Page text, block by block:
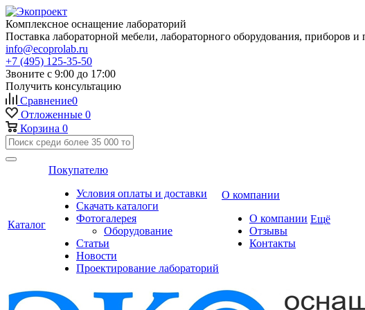
Комплексное оснащение лабораторий
Поставка лабораторной мебели, лабораторного оборудования, приборов и
info@ecoprolab.ru
+7 (495) 125-35-50
Звоните с 9:00 до 17:00
Получить консультацию
Сравнение0
Отложенные 0
Корзина 0
Каталог
Покупателю
Условия оплаты и доставки
Скачать каталоги
Фотогалерея
Оборудование
Статьи
Новости
Проектирование лабораторий
О компании
О компании
Отзывы
Контакты
Ещё